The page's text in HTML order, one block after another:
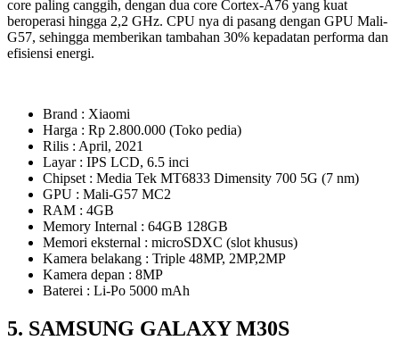
core paling canggih, dengan dua core Cortex-A76 yang kuat
beroperasi hingga 2,2 GHz. CPU nya di pasang dengan GPU Mali-
G57, sehingga memberikan tambahan 30% kepadatan performa dan
efisiensi energi.
Brand : Xiaomi
Harga : Rp 2.800.000 (Toko pedia)
Rilis : April, 2021
Layar : IPS LCD, 6.5 inci
Chipset : Media Tek MT6833 Dimensity 700 5G (7 nm)
GPU : Mali-G57 MC2
RAM : 4GB
Memory Internal : 64GB 128GB
Memori eksternal : microSDXC (slot khusus)
Kamera belakang : Triple 48MP, 2MP,2MP
Kamera depan : 8MP
Baterei : Li-Po 5000 mAh
5. SAMSUNG GALAXY M30S